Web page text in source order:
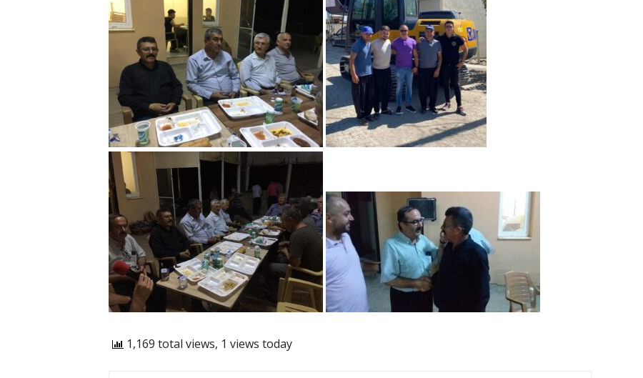
1,169 total views, 1 views today